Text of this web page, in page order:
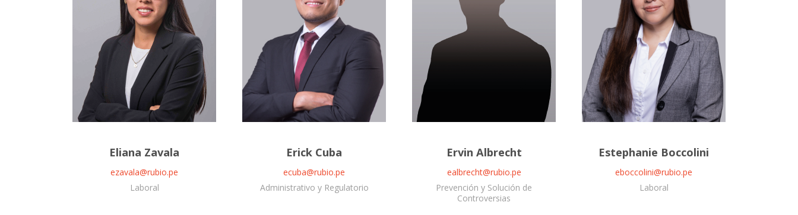
Eliana Zavala
ezavala@rubio.pe
Laboral
Erick Cuba
ecuba@rubio.pe
Administrativo y Regulatorio
Ervin Albrecht
ealbrecht@rubio.pe
Prevención y Solución de
Controversias
Estephanie Boccolini
eboccolini@rubio.pe
Laboral